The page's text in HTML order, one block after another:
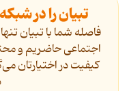
تبیان را در
فاصله شما با تبیان
اجتماعی حاضریم و
کیفیت در اختیارتان